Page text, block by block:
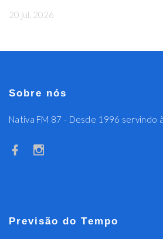
20 jul, 2026
Sobre nós
Nativa FM 87 - Desde 1996 servindo
Previsão do Tempo